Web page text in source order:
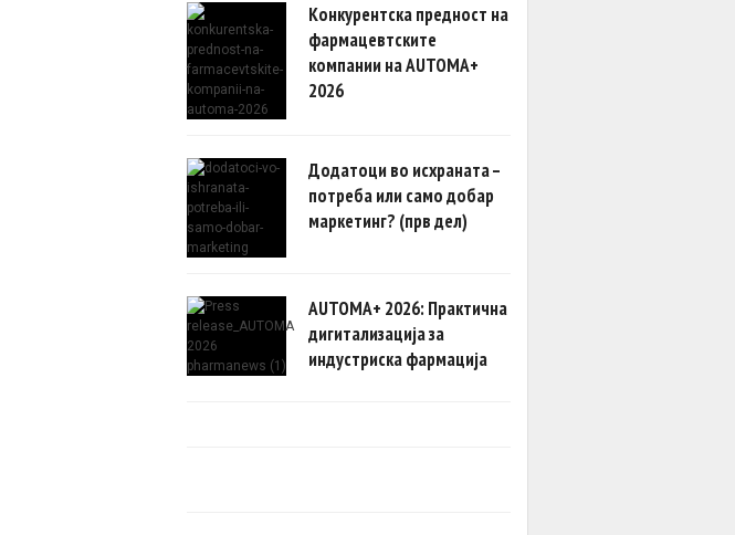
Конкурентска предност на
фармацевтските
компании на AUTOMA+
2026
Додатоци во исхраната –
потреба или само добар
маркетинг? (прв дел)
AUTOMA+ 2026: Практична
дигитализација за
индустриска фармација